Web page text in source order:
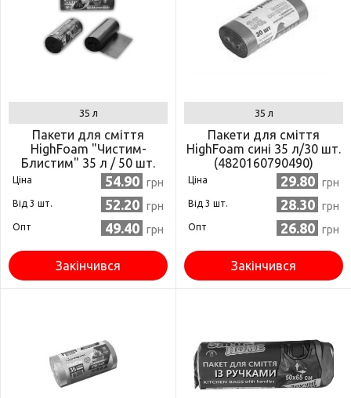
35 л
Пакети для сміття
HighFoam "Чистим-
Блистим" 35 л / 50 шт.
(4820160790193)
Ціна 54.90 грн
Від 3 шт. 52.20 грн
Опт 49.40 грн
Закінчився
35 л
Пакети для сміття
HighFoam сині 35 л/30 шт.
(4820160790490)
Ціна 29.80 грн
Від 3 шт. 28.30 грн
Опт 26.80 грн
Закінчився